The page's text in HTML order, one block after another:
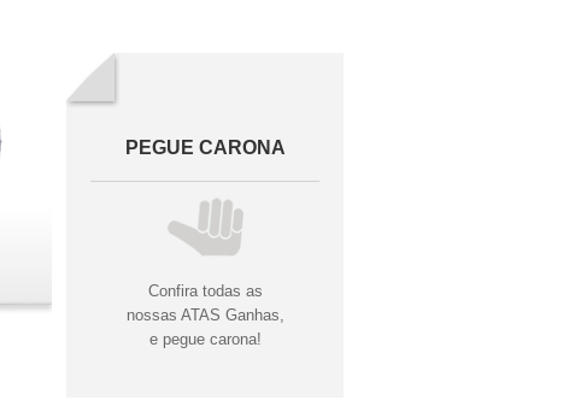
PEGUE CARONA
Confira todas as
nossas ATAS Ganhas,
e pegue carona!